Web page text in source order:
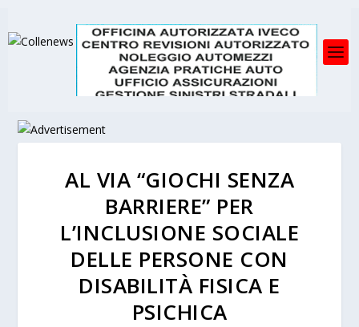
AL VIA “GIOCHI SENZA
BARRIERE” PER
L’INCLUSIONE SOCIALE
DELLE PERSONE CON
DISABILITÀ FISICA E
PSICHICA